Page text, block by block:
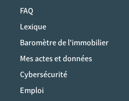
FAQ
Lexique
Baromètre de l'immobilier
Mes actes et données
Cybersécurité
Emploi